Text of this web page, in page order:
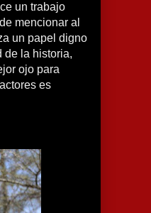
un trabajo
mencionar al
un papel digno
de la historia,
ojo para
es